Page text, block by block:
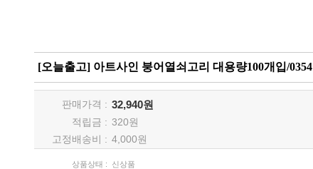
[오늘출고] 아트사인 붕어열쇠고리 대용량100개입/0354
판매가격 : 32,940원
적립금 : 320원
고정배송비 : 4,000원
상품상태 :
신상품